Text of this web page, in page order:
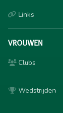
Links
VROUWEN
Clubs
Wedstrijden